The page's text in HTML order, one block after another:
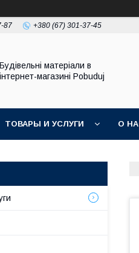
87 +380 (67) 301-37-45
Будівельні матеріали в
інтернет-магазині Pobuduj
ТОВАРЫ И УСЛУГИ О